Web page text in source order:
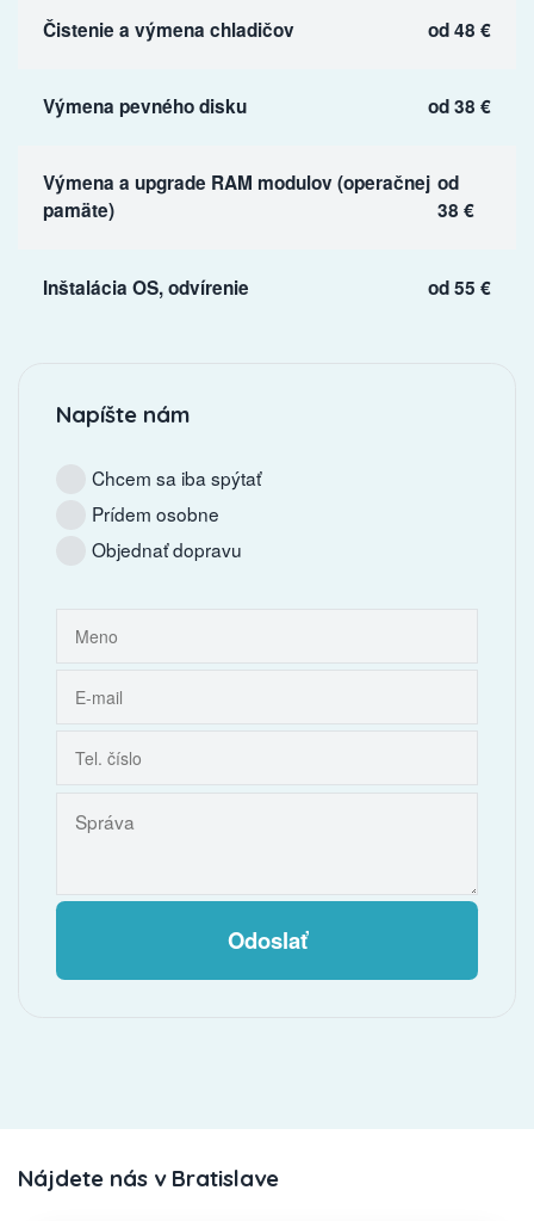
Čistenie a výmena chladičov od 48 €
Výmena pevného disku od 38 €
Výmena a upgrade RAM modulov (operačnej
pamäte)
od
38 €
Inštalácia OS, odvírenie od 55 €
Napíšte nám
Chcem sa iba spýtať
Prídem osobne
Objednať dopravu
Odoslať
Nájdete nás v Bratislave